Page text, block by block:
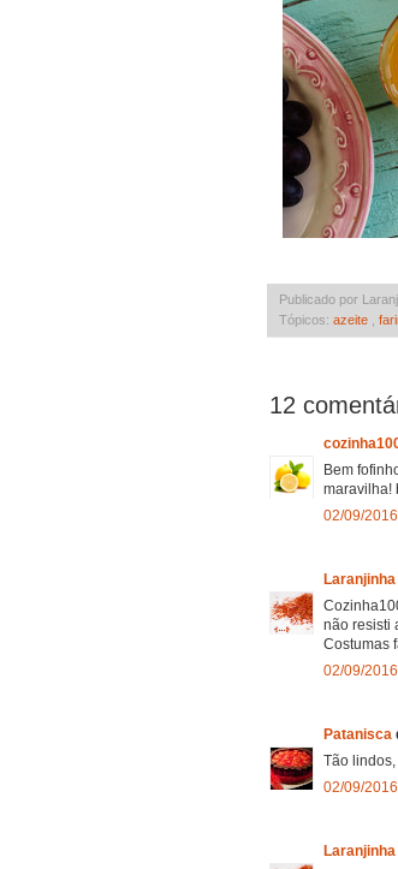
Publicado por
Tópicos: azeite
12
Bem
maravilha!
02/09/
Laranjinha
não resisti
Costumas
02/09/
Patanisca
Tão
02/09/
Laranjinha